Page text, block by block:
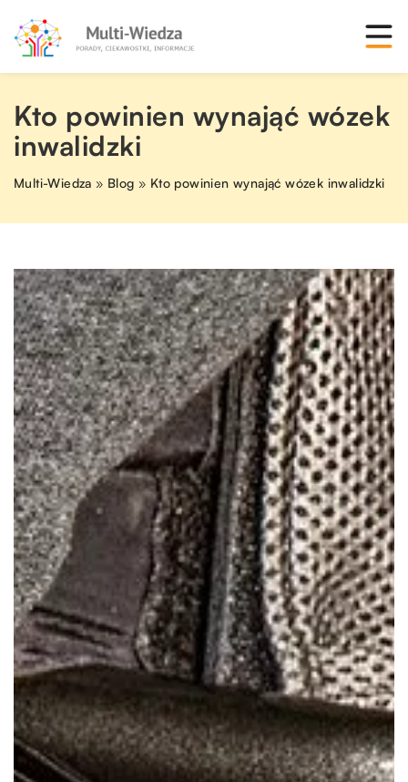
Kto powinien wynająć wózek
inwalidzki
Multi-Wiedza » Blog » Kto powinien wynająć wózek inwalidzki